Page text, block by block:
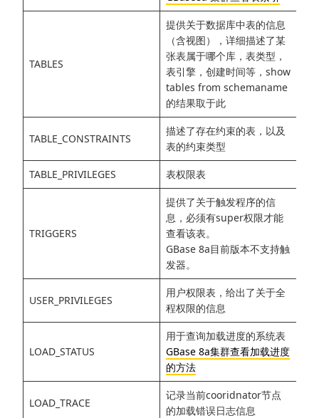
TABLES
提供关于数据库中表的信息
（含视图），详细描述了某
张表属于哪个库，表类型，
表引擎，创建时间等，show
tables from schemaname
的结果取于此
TABLE_CONSTRAINTS
描述了存在约束的表，以及
表的约束类型
TABLE_PRIVILEGES 表权限表
TRIGGERS
提供了关于触发程序的信
息，必须有super权限才能
查看该表。
GBase 8a目前版本不支持触
发器。
USER_PRIVILEGES
用户权限表，给出了关于全
程权限的信息
LOAD_STATUS
用于查询加载进度的系统表
GBase 8a集群查看加载进度
的方法
LOAD_TRACE
记录当前cooridnator节点
的加载错误日志信息